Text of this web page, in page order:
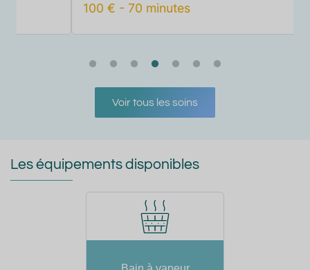
70 minutes
Voir tous les soins
Les équipements disponibles